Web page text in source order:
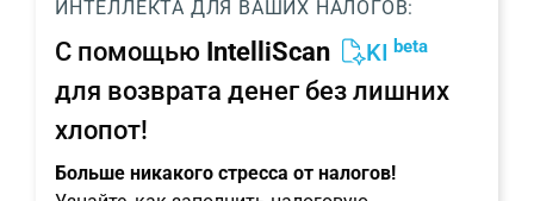
ИНТЕЛЛЕКТА ДЛЯ ВАШИХ НАЛОГОВ:
С помощью IntelliScan KI beta
для возврата денег без лишних
хлопот!
Больше никакого стресса от налогов!